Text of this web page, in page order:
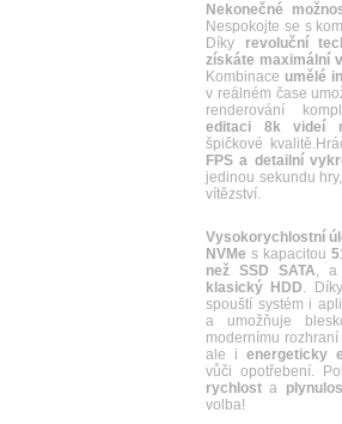
Nekonečné
Nespokojte se s
Díky
revoluční
získáte maximální
Kombinace umělé
v reálném čase
renderování
editaci 8k videí
špičkové
FPS a detailní
jedinou sekundu
vítězství.
Vysokorychlostní
NVMe s kapacitou
než SSD SATA, a
klasický HDD.
spouští systém i
a umožňuje
modernímu
ale i energeticky
vůči opotřebení.
rychlost a
volba!